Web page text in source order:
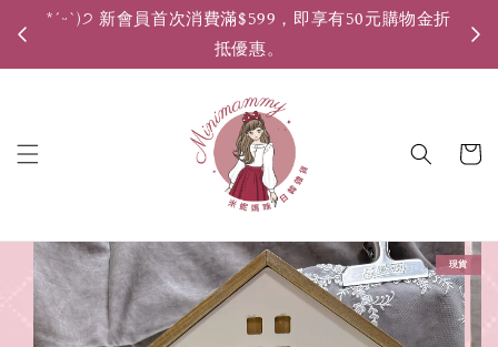
*ˊᵕˋ)੭ 新會員首次消費滿$599，即享有50元購物金折
抵優惠。
現貨